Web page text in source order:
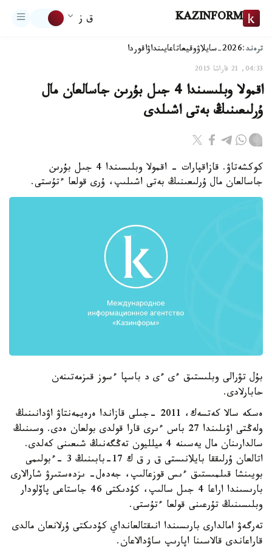
KAZINFORM ق ز
ترەند:2026-سايلاۋ وقيعاتاعايىنداۋاقوردا
04:33, 21 قاراشا 2015
اقمولا وبلىسىندا 4 جىل بۇرىن جاسالعان مال
ۇرلىعىنىڭ بەتى اشىلدى
كوكشەتاۋ. قازاقپارات - اقمولا وبلىسىندا 4 جىل بۇرىن
جاسالعان مال ۇرلىعىنىڭ بەتى اشىلىپ، ۇرى قولعا ءتۇستى.
بۇل تۋرالى وبلىستىق ءى ءى د باسپا ءسوز قىزمەتىنەن
حابارلادى.
ەسكە سالا كەتسەك، 2011 -جىلى قازاندا ەرەيمەنتاۋ اۋدانىنىڭ
ولەڭتى اۋىلىندا 27 باس ءىرى قارا قولدى بولعان ەدى. وسىنىڭ
سالدارىنان مال يەسىنە 4 ميلليون تەڭگەنىڭ شىعىنى كەلدى.
اتالعان ۇرلىققا بايلانىستى ق ر ق ك 17-بابىنىڭ 3 -ءبولىمى
بويىنشا قىلمىستىق ءىس قوزعالىپ، جەدەل- ىزدەستىرۋ شارالارى
بارىسىندا اراعا 4 جىل سالىپ، كۇدىكتى 46 جاستاعى پاۆلودار
وبلىسىنىڭ تۇرعىنى قولعا ءتۇستى.
تەرگەۋ امالدارى بارىسىندا انىقتالعانداي كۇدىكتى ۇرلانعان مالدى
قاراعاندى قالاسىنا اپارىپ ساۋدالاعان.